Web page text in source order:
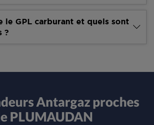
le GPL carburant et quels sont
?
Antargaz proches
PLUMAUDAN